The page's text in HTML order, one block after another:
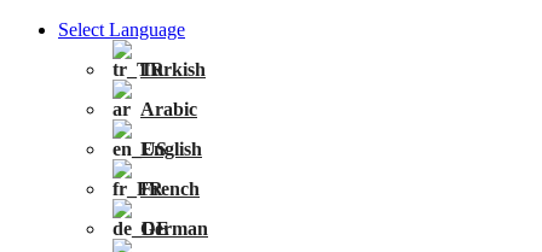
Select Language
Turkish
Arabic
English
French
German